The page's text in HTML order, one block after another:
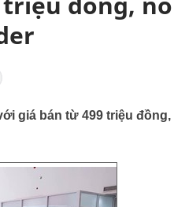
giá bán từ 499 triệu đồng,